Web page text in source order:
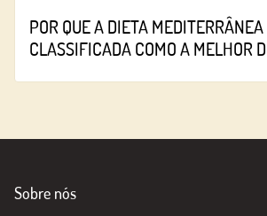
POR QUE A DIETA MEDITERRÂNEA
CLASSIFICADA COMO A MELHOR
Sobre nós